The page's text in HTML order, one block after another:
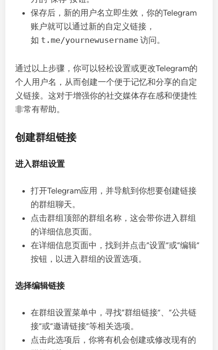
保存后，新的用户名立即生效，你的Telegram
账户就可以通过新的自定义链接，
如 t.me/yournewusername 访问。
通过以上步骤，你可以轻松设置或更改Telegram的
个人用户名，从而创建一个便于记忆和分享的自定
义链接。这对于增强你的社交媒体存在感和便捷性
非常有帮助。
创建群组链接
进入群组设置
打开Telegram应用，并导航到你想要创建链接
的群组聊天。
点击群组顶部的群组名称，这会带你进入群组
的详细信息页面。
在详细信息页面中，找到并点击“设置”或“编辑”
按钮，以进入群组的设置选项。
选择编辑链接
在群组设置菜单中，寻找“群组链接”、“公共链
接”或“邀请链接”等相关选项。
点击此选项后，你将有机会创建或修改现有的